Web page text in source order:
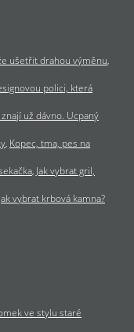
ušetřit drahou výměnu
polici, která
už dávno. Ucpaný
Kopec, tma, pes na
Jak vybrat gril,
Jak vybrat krbová kamna?
ve stylu staré